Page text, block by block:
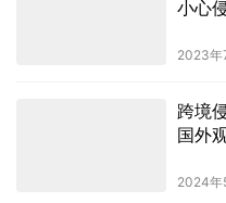
小心
2023年
跨境
国外
2024年